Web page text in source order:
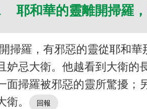
耶和華的靈離開掃羅
掃羅，有邪惡的靈從耶和
妒忌大衛。他越看到大衛的
面掃羅被邪惡的靈所驚擾
。